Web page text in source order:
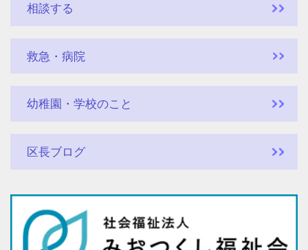
相談する
救急・病院
幼稚園・学校のこと
区長ブログ